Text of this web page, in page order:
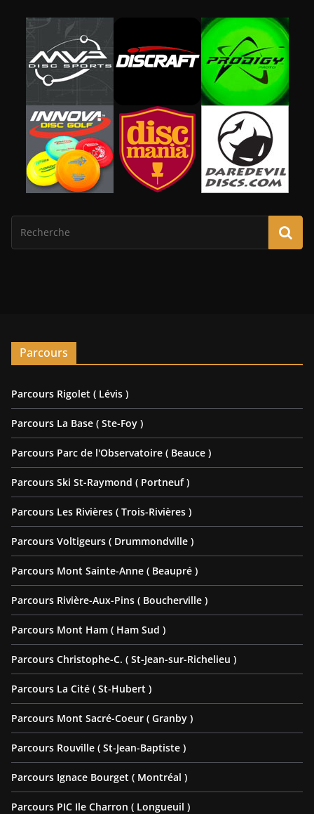
Parcours
Parcours Rigolet ( Lévis )
Parcours La Base ( Ste-Foy )
Parcours Parc de l'Observatoire ( Beauce )
Parcours Ski St-Raymond ( Portneuf )
Parcours Les Rivières ( Trois-Rivières )
Parcours Voltigeurs ( Drummondville )
Parcours Mont Sainte-Anne ( Beaupré )
Parcours Rivière-Aux-Pins ( Boucherville )
Parcours Mont Ham ( Ham Sud )
Parcours Christophe-C. ( St-Jean-sur-Richelieu )
Parcours La Cité ( St-Hubert )
Parcours Mont Sacré-Coeur ( Granby )
Parcours Rouville ( St-Jean-Baptiste )
Parcours Ignace Bourget ( Montréal )
Parcours PIC Ile Charron ( Longueuil )